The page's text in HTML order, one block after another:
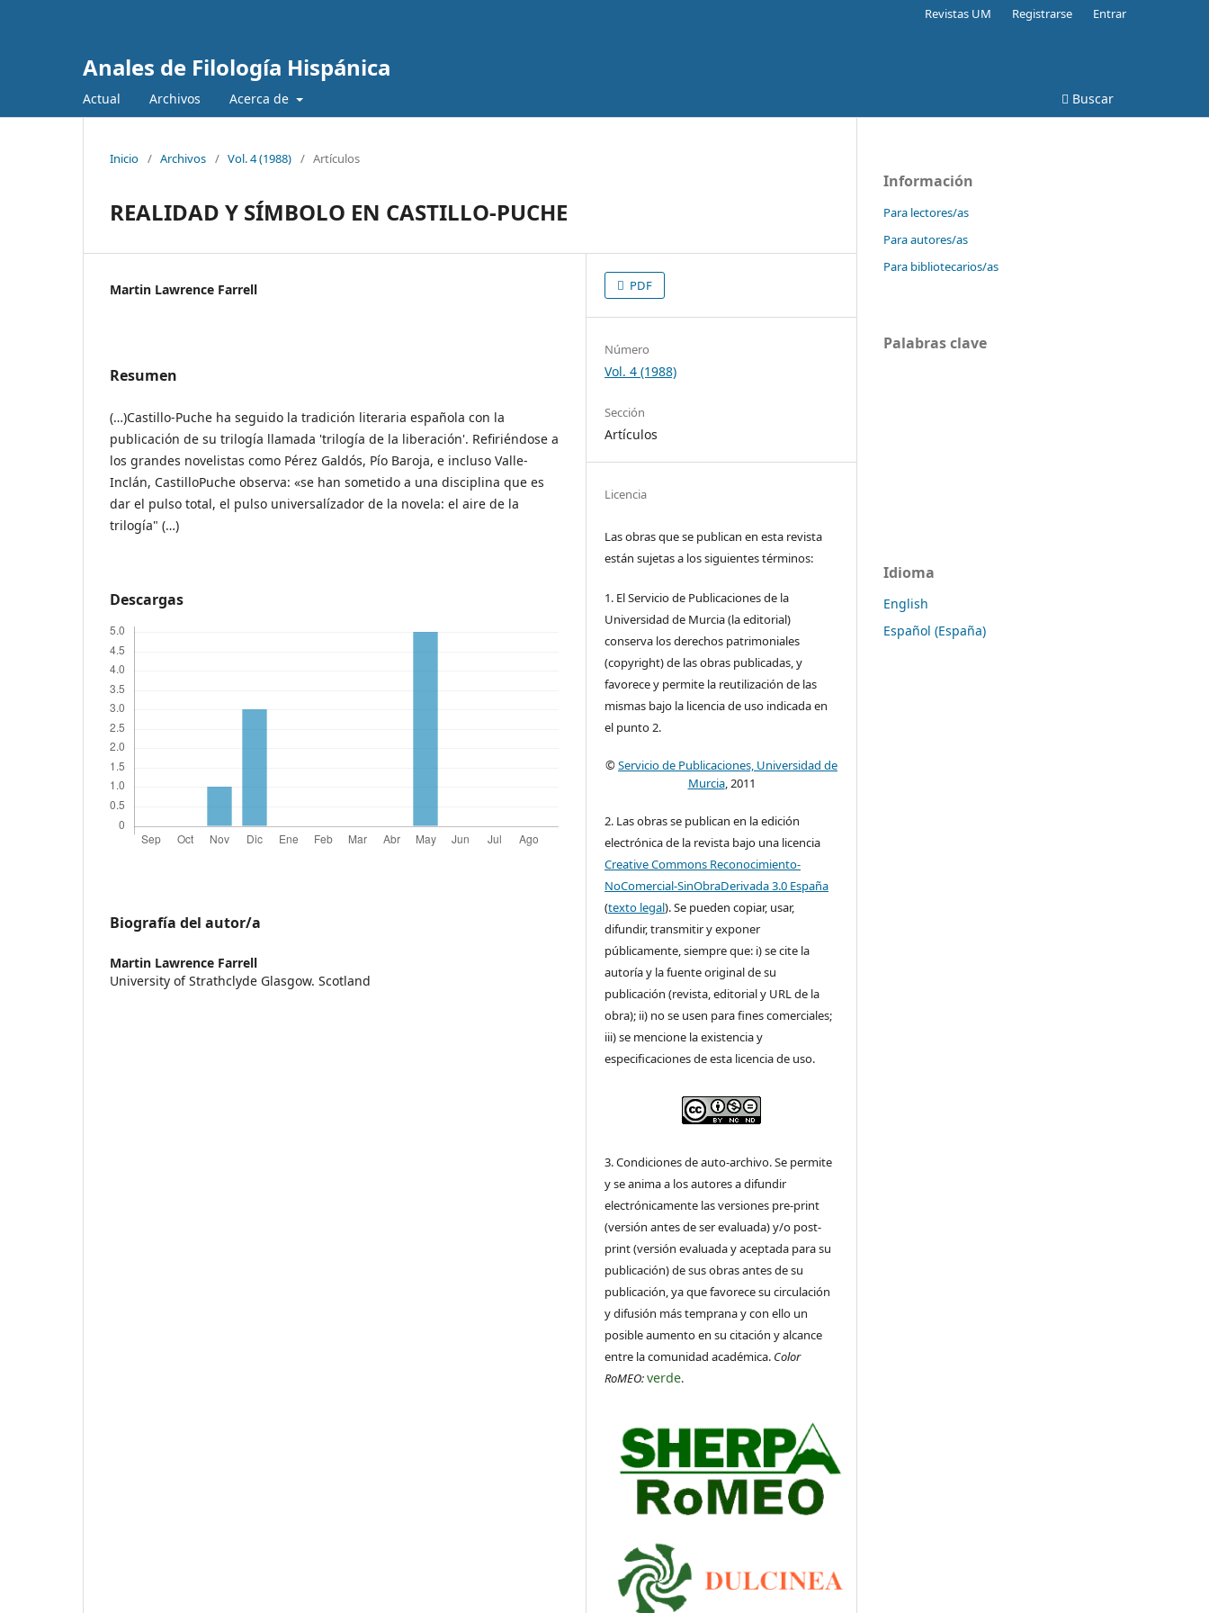
Anales de Filología Hispánica
Actual Archivos Acerca de Buscar
Revistas UM Registrarse Entrar
Inicio / Archivos / Vol. 4 (1988) / Artículos
REALIDAD Y SÍMBOLO EN CASTILLO-PUCHE
Martin Lawrence Farrell
Resumen
(…)Castillo-Puche ha seguido la tradición literaria española con la
publicación de su trilogía llamada 'trilogía de la liberación'. Refiriéndose a
los grandes novelistas como Pérez Galdós, Pío Baroja, e incluso Valle-
Inclán, CastilloPuche observa: «se han sometido a una disciplina que es
dar el pulso total, el pulso universalízador de la novela: el aire de la
trilogía" (…)
Descargas
Biografía del autor/a
Martin Lawrence Farrell
University of Strathclyde Glasgow. Scotland
PDF
Número
Vol. 4 (1988)
Sección
Artículos
Licencia
Las obras que se publican en esta revista
están sujetas a los siguientes términos:
1. El Servicio de Publicaciones de la
Universidad de Murcia (la editorial)
conserva los derechos patrimoniales
(copyright) de las obras publicadas, y
favorece y permite la reutilización de las
mismas bajo la licencia de uso indicada en
el punto 2.
©Servicio de Publicaciones, Universidad de
Murcia, 2011
2. Las obras se publican en la edición
electrónica de la revista bajo una licencia
Creative Commons Reconocimiento-
NoComercial-SinObraDerivada 3.0 España
(texto legal). Se pueden copiar, usar,
difundir, transmitir y exponer
públicamente, siempre que: i) se cite la
autoría y la fuente original de su
publicación (revista, editorial y URL de la
obra); ii) no se usen para fines comerciales;
iii) se mencione la existencia y
especificaciones de esta licencia de uso.
3. Condiciones de auto-archivo. Se permite
y se anima a los autores a difundir
electrónicamente las versiones pre-print
(versión antes de ser evaluada) y/o post-
print (versión evaluada y aceptada para su
publicación) de sus obras antes de su
publicación, ya que favorece su circulación
y difusión más temprana y con ello un
posible aumento en su citación y alcance
entre la comunidad académica. Color
RoMEO:verde.
Información
Para lectores/as
Para autores/as
Para bibliotecarios/as
Palabras clave
Idioma
English
Español (España)